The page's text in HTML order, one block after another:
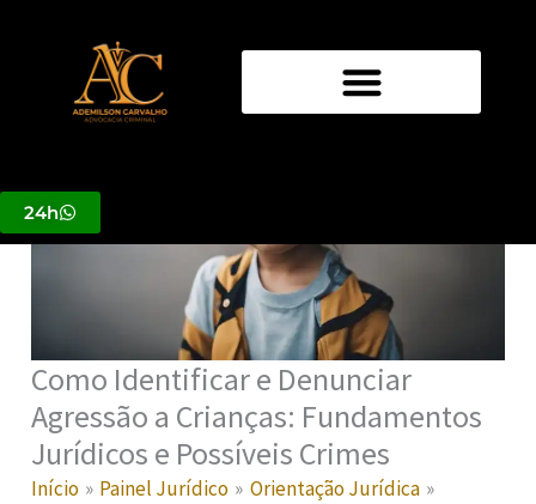
conteúdo
24h
Como Identificar e Denunciar
Agressão a Crianças: Fundamentos
Jurídicos e Possíveis Crimes
Início Painel Jurídico
Orientação Jurídica